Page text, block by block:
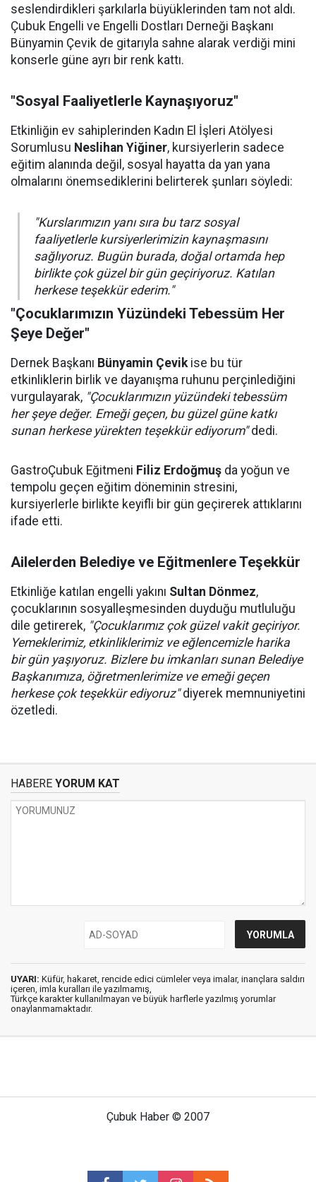
seslendirdikleri şarkılarla büyüklerinden tam not aldı.
Çubuk Engelli ve Engelli Dostları Derneği Başkanı
Bünyamin Çevik de gitarıyla sahne alarak verdiği mini
konserle güne ayrı bir renk kattı.
"Sosyal Faaliyetlerle Kaynaşıyoruz"
Etkinliğin ev sahiplerinden Kadın El İşleri Atölyesi
Sorumlusu Neslihan Yiğiner, kursiyerlerin sadece
eğitim alanında değil, sosyal hayatta da yan yana
olmalarını önemsediklerini belirterek şunları söyledi:
"Kurslarımızın yanı sıra bu tarz sosyal
faaliyetlerle kursiyerlerimizin kaynaşmasını
sağlıyoruz. Bugün burada, doğal ortamda hep
birlikte çok güzel bir gün geçiriyoruz. Katılan
herkese teşekkür ederim."
"Çocuklarımızın Yüzündeki Tebessüm Her
Şeye Değer"
Dernek Başkanı Bünyamin Çevik ise bu tür
etkinliklerin birlik ve dayanışma ruhunu perçinlediğini
vurgulayarak, "Çocuklarımızın yüzündeki tebessüm
her şeye değer. Emeği geçen, bu güzel güne katkı
sunan herkese yürekten teşekkür ediyorum"dedi.
GastroÇubuk Eğitmeni Filiz Erdoğmuş da yoğun ve
tempolu geçen eğitim döneminin stresini,
kursiyerlerle birlikte keyifli bir gün geçirerek attıklarını
ifade etti.
Ailelerden Belediye ve Eğitmenlere Teşekkür
Etkinliğe katılan engelli yakını Sultan Dönmez,
çocuklarının sosyalleşmesinden duyduğu mutluluğu
dile getirerek, "Çocuklarımız çok güzel vakit geçiriyor.
Yemeklerimiz, etkinliklerimiz ve eğlencemizle harika
bir gün yaşıyoruz. Bizlere bu imkanları sunan Belediye
Başkanımıza, öğretmenlerimize ve emeği geçen
herkese çok teşekkür ediyoruz"diyerek memnuniyetini
özetledi.
HABERE YORUM KAT
UYARI: Küfür, hakaret, rencide edici cümleler veya imalar, inançlara saldırı
içeren, imla kuralları ile yazılmamış,
Türkçe karakter kullanılmayan ve büyük harflerle yazılmış yorumlar
onaylanmamaktadır.
Çubuk Haber © 2007